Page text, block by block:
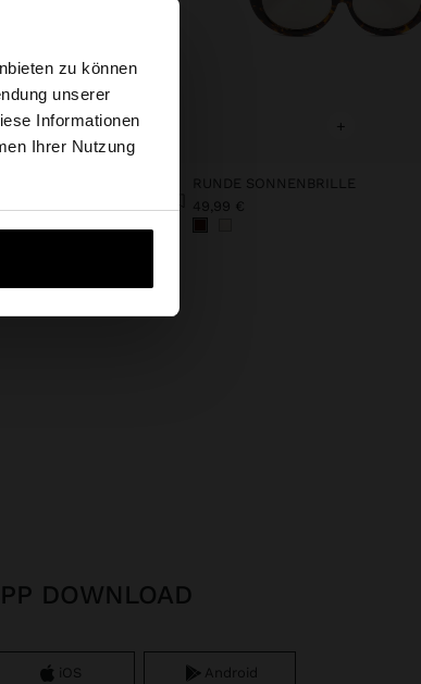
zu können
unserer
Informationen
Ihrer Nutzung
×
States
+ +
RUNDE SONNENBRILLE
49,99 €
APP DOWNLOAD
iOS Android